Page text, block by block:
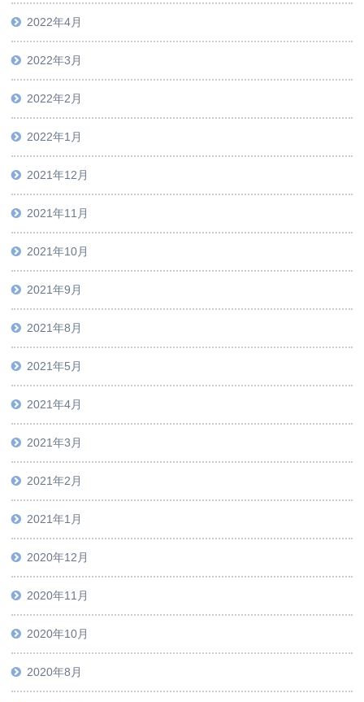
2022年4月
2022年3月
2022年2月
2022年1月
2021年12月
2021年11月
2021年10月
2021年9月
2021年8月
2021年5月
2021年4月
2021年3月
2021年2月
2021年1月
2020年12月
2020年11月
2020年10月
2020年8月